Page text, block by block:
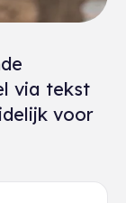
via tekst
voor